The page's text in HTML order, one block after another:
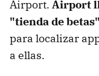
Airport. Airport
"tienda de
para localizar
a ellas.